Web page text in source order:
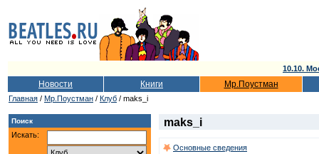
10.10.
Новости Книги Мр.Поустман
Главная / Мр.Поустман / Клуб / maks_i
Поиск
Искать:
maks_i
Основные сведения